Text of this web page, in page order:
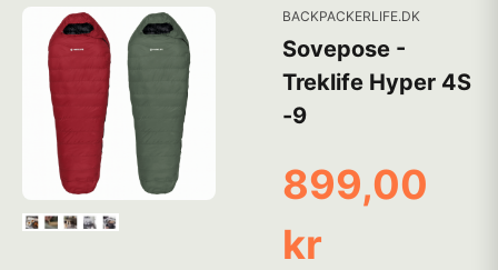
BACKPACKERLIFE.DK
Sovepose -
Treklife Hyper 4S
-9
899,00
kr